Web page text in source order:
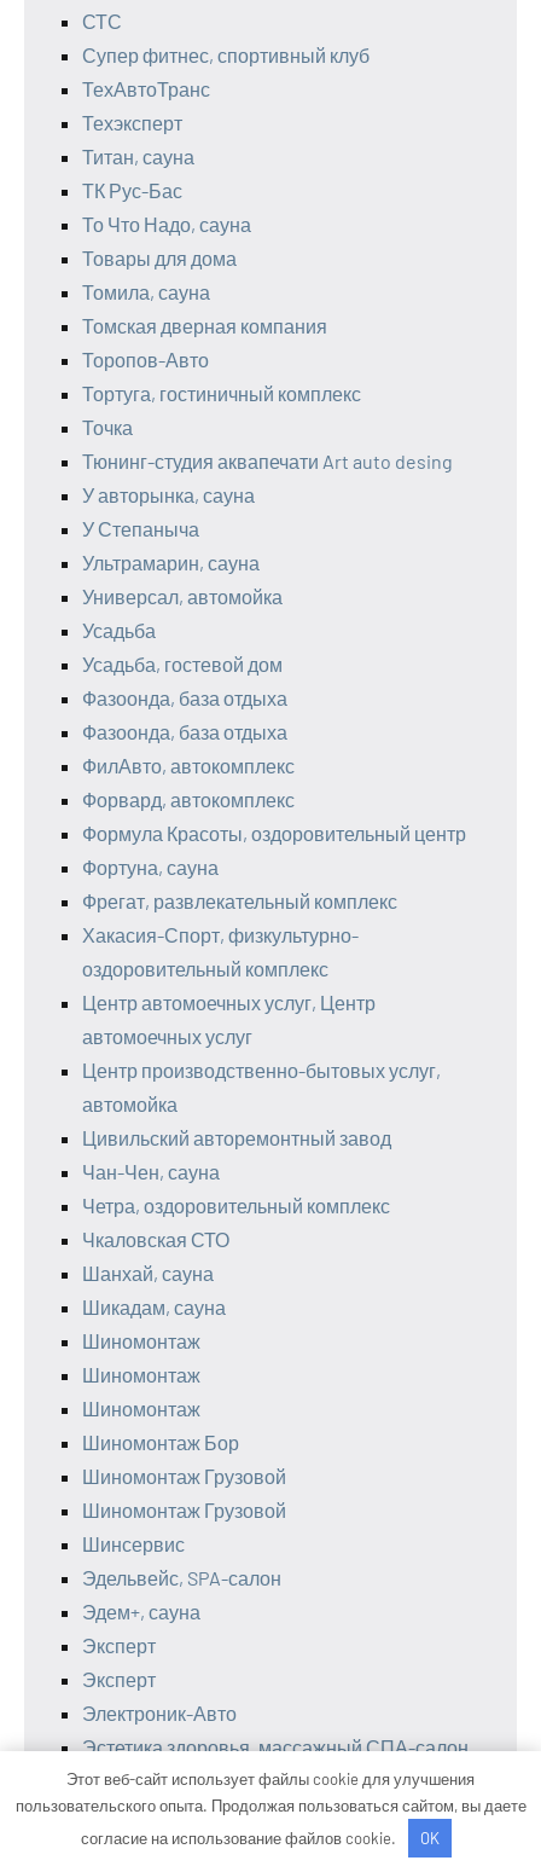
СТС
Супер фитнес, спортивный клуб
ТехАвтоТранс
Техэксперт
Титан, сауна
ТК Рус-Бас
То Что Надо, сауна
Товары для дома
Томила, сауна
Томская дверная компания
Торопов-Авто
Тортуга, гостиничный комплекс
Точка
Тюнинг-студия аквапечати Art auto desing
У авторынка, сауна
У Степаныча
Ультрамарин, сауна
Универсал, автомойка
Усадьба
Усадьба, гостевой дом
Фазоонда, база отдыха
Фазоонда, база отдыха
ФилАвто, автокомплекс
Форвард, автокомплекс
Формула Красоты, оздоровительный центр
Фортуна, сауна
Фрегат, развлекательный комплекс
Хакасия-Спорт, физкультурно-
оздоровительный комплекс
Центр автомоечных услуг, Центр
автомоечных услуг
Центр производственно-бытовых услуг,
автомойка
Цивильский авторемонтный завод
Чан-Чен, сауна
Четра, оздоровительный комплекс
Чкаловская СТО
Шанхай, сауна
Шикадам, сауна
Шиномонтаж
Шиномонтаж
Шиномонтаж
Шиномонтаж Бор
Шиномонтаж Грузовой
Шиномонтаж Грузовой
Шинсервис
Эдельвейс, SPA-салон
Эдем+, сауна
Эксперт
Эксперт
Электроник-Авто
Эстетика здоровья, массажный СПА-салон
Юг, сауна
Южный, строительный рынок
Этот веб-сайт использует файлы cookie для улучшения
пользовательского опыта. Продолжая пользоваться сайтом, вы даете
согласие на использование файлов cookie.
OK